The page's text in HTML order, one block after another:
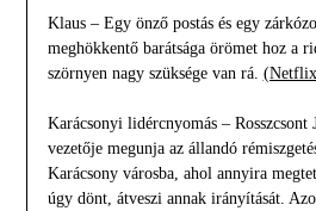
Klaus – Egy önző postás és egy
meghökkentő barátsága örömet hoz a
szörnyen nagy szüksége van rá.
Karácsonyi lidércnyomás – Rosszcsont
vezetője megunja az állandó
Karácsony városba, ahol annyira
úgy dönt, átveszi annak irányítását.